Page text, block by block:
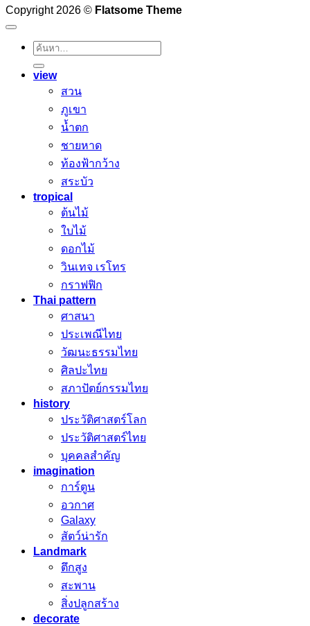
Copyright 2026 © Flatsome Theme
ค้นหา:
view
สวน
ภูเขา
น้ำตก
ชายหาด
ท้องฟ้ากว้าง
สระบัว
tropical
ต้นไม้
ใบไม้
ดอกไม้
วินเทจ เรโทร
กราฟฟิก
Thai pattern
ศาสนา
ประเพณีไทย
วัฒนะธรรมไทย
ศิลปะไทย
สภาปัตย์กรรมไทย
history
ประวัติศาสตร์โลก
ประวัติศาสตร์ไทย
บุคคลสำคัญ
imagination
การ์ตูน
อวกาศ
Galaxy
สัตว์น่ารัก
Landmark
ตึกสูง
สะพาน
สิ่งปลูกสร้าง
decorate